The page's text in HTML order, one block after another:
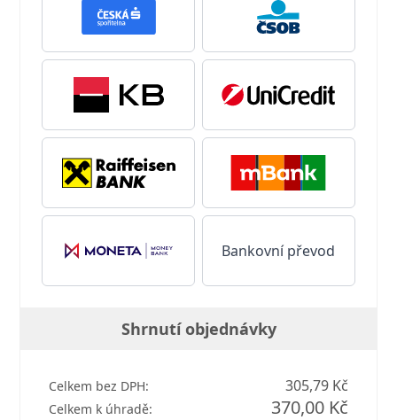
Bankovní převod
Shrnutí objednávky
Celkem bez DPH: 305,79 Kč
Celkem k úhradě: 370,00 Kč